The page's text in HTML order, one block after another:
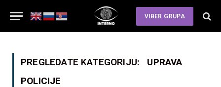
VIBER GRUPA
PREGLEDATE KATEGORIJU:
UPRAVA
POLICIJE